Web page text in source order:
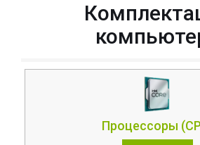
Процессоры